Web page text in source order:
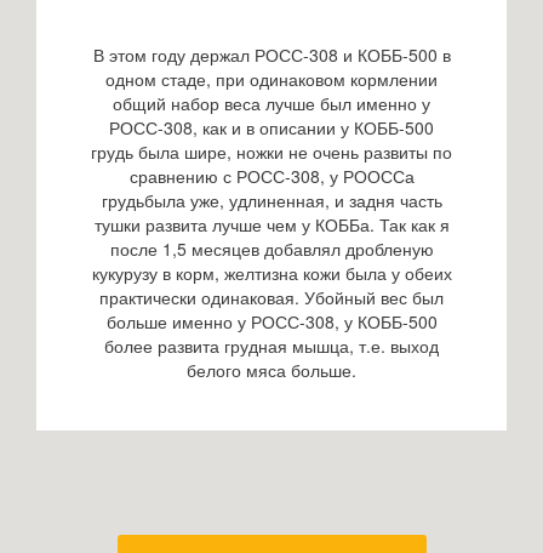
В этом году держал РОСС-308 и КОББ-500 в
одном стаде, при одинаковом кормлении
общий набор веса лучше был именно у
РОСС-308, как и в описании у КОББ-500
грудь была шире, ножки не очень развиты по
сравнению с РОСС-308, у РООССа
грудьбыла уже, удлиненная, и задня часть
тушки развита лучше чем у КОББа. Так как я
после 1,5 месяцев добавлял дробленую
кукурузу в корм, желтизна кожи была у обеих
практически одинаковая. Убойный вес был
больше именно у РОСС-308, у КОББ-500
более развита грудная мышца, т.е. выход
белого мяса больше.